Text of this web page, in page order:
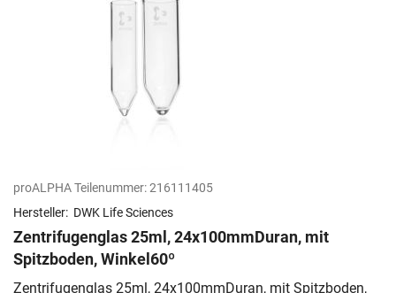
proALPHA Teilenummer:216111405
Hersteller: DWK Life Sciences
Zentrifugenglas 25ml, 24x100mmDuran, mit
Spitzboden, Winkel60º
Zentrifugenglas 25ml, 24x100mmDuran, mit Spitzboden,